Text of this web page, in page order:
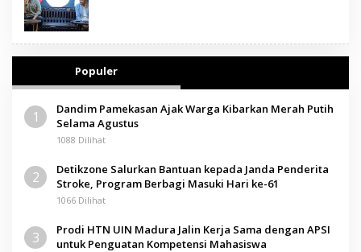
Populer
1
Dandim Pamekasan Ajak Warga Kibarkan Merah Putih
Selama Agustus
1088 Dilihat
2
Detikzone Salurkan Bantuan kepada Janda Penderita
Stroke, Program Berbagi Masuki Hari ke-61
1066 Dilihat
3
Prodi HTN UIN Madura Jalin Kerja Sama dengan APSI
untuk Penguatan Kompetensi Mahasiswa